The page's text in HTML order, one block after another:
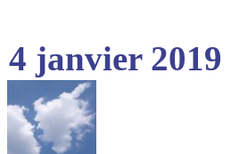
4 janvier 2019